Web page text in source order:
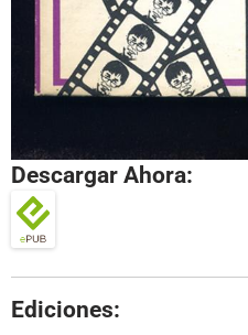
Descargar Ahora:
Ediciones: